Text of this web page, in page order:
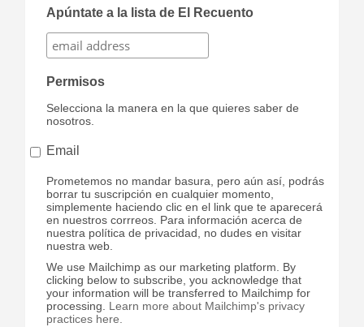
Apúntate a la lista de El Recuento
Permisos
Selecciona la manera en la que quieres saber de
nosotros.
Email
Prometemos no mandar basura, pero aún así, podrás
borrar tu suscripción en cualquier momento,
simplemente haciendo clic en el link que te aparecerá
en nuestros corrreos. Para información acerca de
nuestra política de privacidad, no dudes en visitar
nuestra web.
We use Mailchimp as our marketing platform. By
clicking below to subscribe, you acknowledge that
your information will be transferred to Mailchimp for
processing. Learn more about Mailchimp's privacy
practices here.